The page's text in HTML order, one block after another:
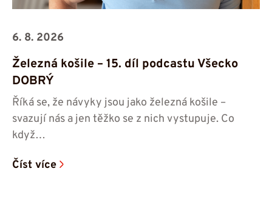
6. 8. 2026
Železná košile – 15. díl podcastu Všecko
DOBRÝ
Říká se, že návyky jsou jako železná košile –
svazují nás a jen těžko se z nich vystupuje. Co
když…
Číst více